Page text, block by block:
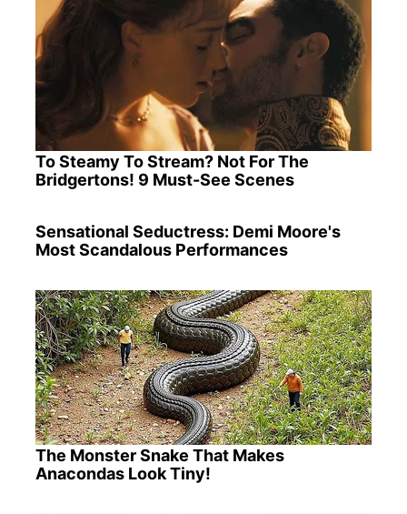
To Steamy To Stream? Not For The
Bridgertons! 9 Must-See Scenes
Sensational Seductress: Demi Moore's
Most Scandalous Performances
The Monster Snake That Makes
Anacondas Look Tiny!